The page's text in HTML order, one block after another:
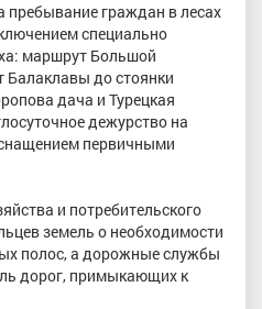
пребывание граждан в лесах
специально
маршрут Большой
Балаклавы до стоянки
дача и Турецкая
дежурство на
первичными
и потребительского
земель о необходимости
полос, а дорожные службы
дорог, примыкающих к